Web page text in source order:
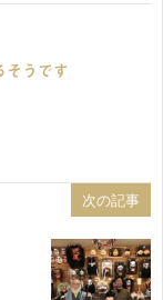
そうです
次の記事